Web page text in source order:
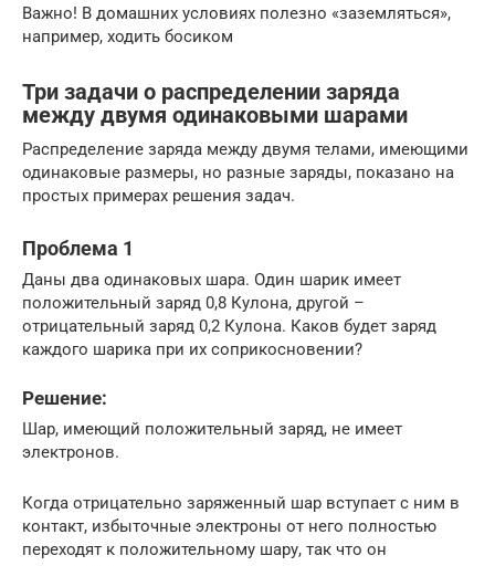
Важно! В домашних условиях полезно «заземляться»,
например, ходить босиком
Три задачи о распределении заряда
между двумя одинаковыми шарами
Распределение заряда между двумя телами, имеющими
одинаковые размеры, но разные заряды, показано на
простых примерах решения задач.
Проблема 1
Даны два одинаковых шара. Один шарик имеет
положительный заряд 0,8 Кулона, другой –
отрицательный заряд 0,2 Кулона. Каков будет заряд
каждого шарика при их соприкосновении?
Решение:
Шар, имеющий положительный заряд, не имеет
электронов.
Когда отрицательно заряженный шар вступает с ним в
контакт, избыточные электроны от него полностью
переходят к положительному шару, так что он